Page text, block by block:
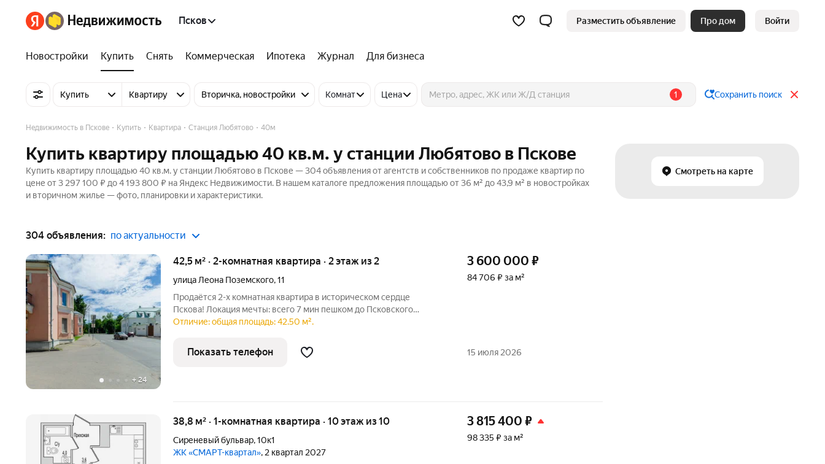
Псков Разместить объявление Про дом Войти
Новостройки Купить Снять Коммерческая Ипотека Журнал Для бизнеса
Купить Квартиру Вторичка, новостройки Комнат Цена 1 Сохранить поиск
Смотреть на карте
Недвижимость в Пскове Купить Квартира Станция Любятово 40м
Купить квартиру площадью 40 кв.м. у станции Любятово в Пскове
Купить квартиру площадью 40 кв.м. у станции Любятово в Пскове — 304 объявления от агентств и собственников по продаже квартир по
цене от 3 297 100 ₽ до 4 193 800 ₽ на Яндекс Недвижимости. В нашем каталоге предложения площадью от 36 м² до 43,9 м² в новостройках
и вторичном жилье — фото, планировки и характеристики.
304 объявления: по актуальности
+ 24
42,5 м² · 2-комнатная квартира · 2 этаж из 2
улица Леона Поземского,11
Продаётся 2-х комнатная квартира в историческом сердце
Пскова! Локация мечты: всего 7 мин пешком до Псковского
Кремля, рядом парки, реки Пскова и Великая для приятных
транспортная развязка. Квартира
3 600 000 ₽
84 706 ₽ за м²
Отличие: общая площадь: 42.50 м².
Показать телефон 15 июля 2026
38,8 м² · 1-комнатная квартира · 10 этаж из 10
Сиреневый бульвар,10к1
ЖК «СМАРТ-квартал», 2 квартал 2027
3 815 400 ₽
98 335 ₽ за м²